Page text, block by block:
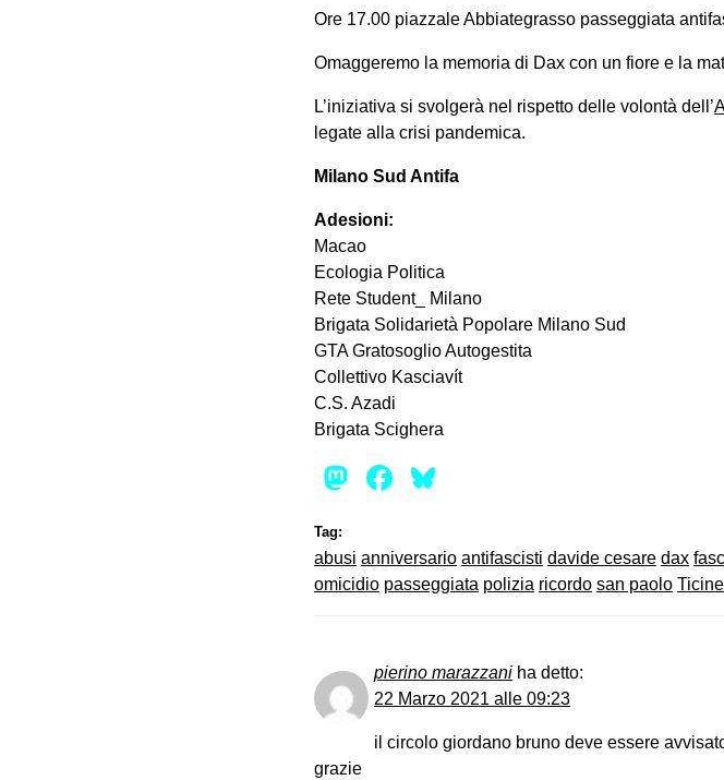
Ore 17.00 piazzale Abbiategrasso passeggiata
Omaggeremo la memoria di Dax con un fiore e la
L’iniziativa si svolgerà nel rispetto delle volontà dell’
legate alla crisi pandemica.
Milano Sud Antifa
Adesioni:
Macao
Ecologia Politica
Rete Student_ Milano
Brigata Solidarietà Popolare Milano Sud
GTA Gratosoglio Autogestita
Collettivo Kasciavít
C.S. Azadi
Brigata Scighera
Mastodon
Facebook
Tag:
abusi anniversario antifascisti davide cesare dax
omicidio passeggiata polizia ricordo san paolo
pierino marazzani ha detto:
22 Marzo 2021 alle 09:23
il circolo giordano bruno deve essere
grazie